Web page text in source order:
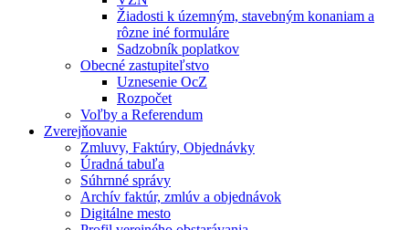
Žiadosti k územným, stavebným konaniam a
rôzne iné formuláre
Sadzobník poplatkov
Obecné zastupiteľstvo
Uznesenie OcZ
Rozpočet
Voľby a Referendum
Zverejňovanie
Zmluvy, Faktúry, Objednávky
Úradná tabuľa
Súhrnné správy
Archív faktúr, zmlúv a objednávok
Digitálne mesto